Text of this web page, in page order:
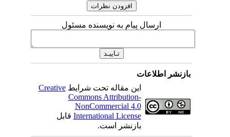
ارسال پیام به نویسنده مسئول
بازنشر اطلاعات
این مقاله تحت شرایطCreative
Commons Attribution-
NonCommercial 4.0
International Licenseقابل
بازنشر است.